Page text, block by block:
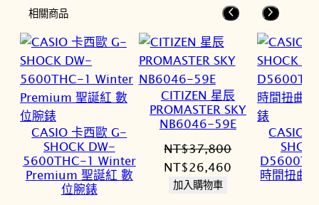
相關商品
CASIO 卡西歐 G-
SHOCK DW-
5600THC-1 Winter
Premium 聖誕紅 數
位腕錶
CITIZEN 星辰
PROMASTER SKY
NB6046-59E
NT$37,800
原
始
NT$26,460
加入購物車
CASIO
時間扭曲